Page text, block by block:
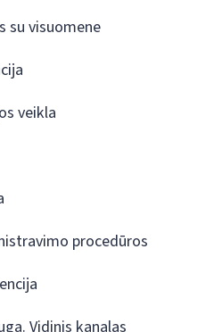
su visuomene
veikla
procedūros
Vidinis kanalas